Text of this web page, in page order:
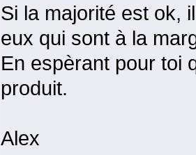
Si la majorité est ok,
eux qui sont à la
En espèrant pour toi
produit.
Alex